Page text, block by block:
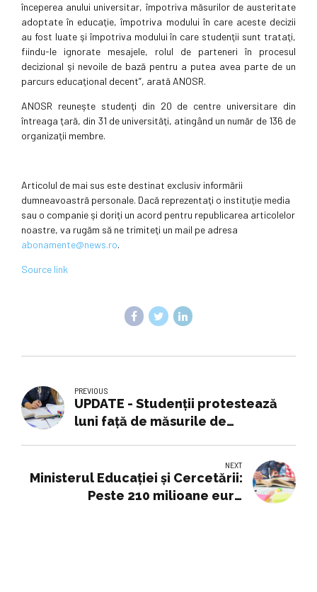
începerea anului universitar, împotriva măsurilor de austeritate
adoptate în educaţie, împotriva modului în care aceste decizii
au fost luate şi împotriva modului în care studenţii sunt trataţi,
fiindu-le ignorate mesajele, rolul de parteneri în procesul
decizional şi nevoile de bază pentru a putea avea parte de un
parcurs educaţional decent”, arată ANOSR.
ANOSR reuneşte studenţi din 20 de centre universitare din
întreaga ţară, din 31 de universităţi, atingând un număr de 136 de
organizaţii membre.
Articolul de mai sus este destinat exclusiv informării
dumneavoastră personale. Dacă reprezentaţi o instituţie media
sau o companie şi doriţi un acord pentru republicarea articolelor
noastre, va rugăm să ne trimiteţi un mail pe adresa
abonamente@news.ro.
Source link
PREVIOUS
UPDATE - Studenţii protestează
luni faţă de măsurile de
NEXT
Ministerul Educației și Cercetării:
Peste 210 milioane euro